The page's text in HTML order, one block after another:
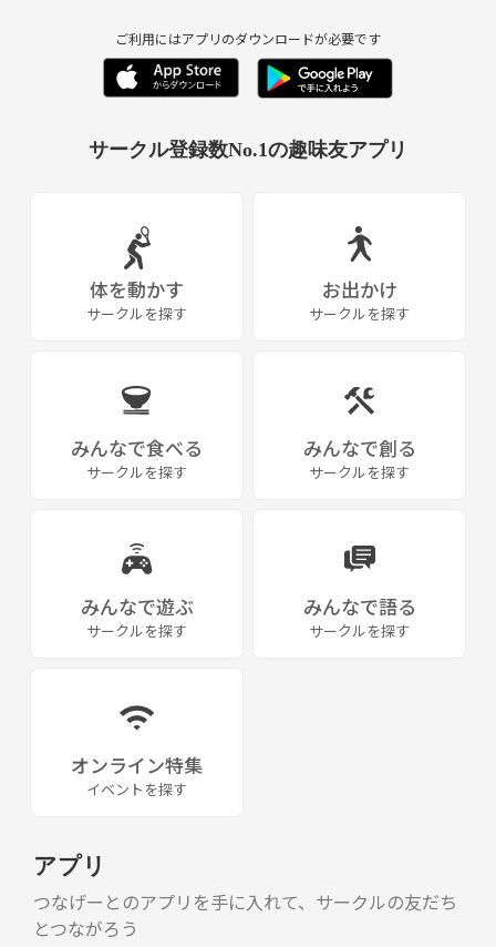
国の学術誌が発表した調査では、タバコ企業は依然として電子タバコの
有害性削減効果を証明しようとしています。
などの利点に加えて、たばこの厳格な管理がすべて電子タバコ小型の開
発に貢献しています。 条件。
ご利用にはアプリのダウンロードが必要です
サークル登録数No.1の趣味友アプリ
体を動かす
サークルを探す
お出かけ
サークルを探す
みんなで食べる
サークルを探す
みんなで創る
サークルを探す
みんなで遊ぶ
サークルを探す
みんなで語る
サークルを探す
オンライン特集
イベントを探す
アプリ
つなげーとのアプリを手に入れて、サークルの友だち
とつながろう